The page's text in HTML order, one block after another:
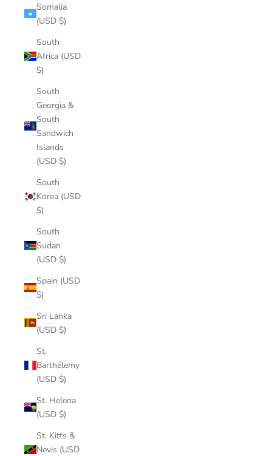
Somalia
(USD $)
South
Africa (USD
$)
South
Georgia &
South
Sandwich
Islands
(USD $)
South
Korea (USD
$)
South
Sudan
(USD $)
Spain (USD
$)
Sri Lanka
(USD $)
St.
Barthélemy
(USD $)
St. Helena
(USD $)
St. Kitts &
Nevis (USD